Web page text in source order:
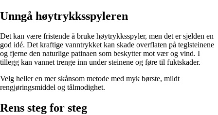
Unngå høytrykksspyleren
Det kan være fristende å bruke høytrykksspyler, men det er sjelden en
god idé. Det kraftige vanntrykket kan skade overflaten på teglsteinene
og fjerne den naturlige patinaen som beskytter mot vær og vind. I
tillegg kan vannet trenge inn under steinene og føre til fuktskader.
Velg heller en mer skånsom metode med myk børste, mildt
rengjøringsmiddel og tålmodighet.
Rens steg for steg